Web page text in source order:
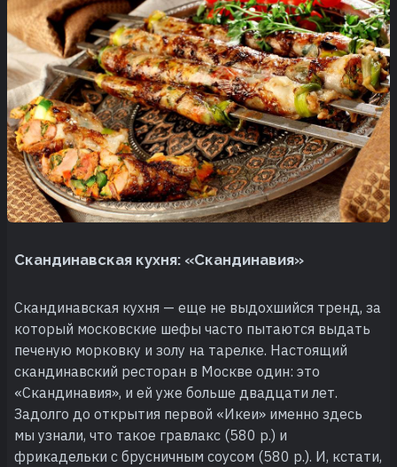
Скандинавская кухня: «Скандинавия»
Скандинавская кухня — еще не выдохшийся тренд, за
который московские шефы часто пытаются выдать
печеную морковку и золу на тарелке. Настоящий
скандинавский ресторан в Москве один: это
«Скандинавия», и ей уже больше двадцати лет.
Задолго до открытия первой «Икеи» именно здесь
мы узнали, что такое гравлакс (580 р.) и
фрикадельки с брусничным соусом (580 р.). И, кстати,